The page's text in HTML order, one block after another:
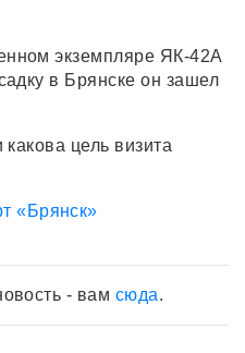
экземпляре ЯК-42А
в Брянске он зашел
цель визита
«Брянск»
- вам сюда.